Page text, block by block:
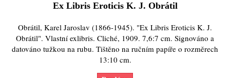
Ex Libris Eroticis K. J. Obrátil
Obrátil, Karel Jaroslav (1866-1945). "Ex Libris Eroticis K. J.
Obrátil". Vlastní exlibris. Cliché, 1909. 7,6:7 cm. Signováno a
datováno tužkou na rubu. Tištěno na ručním papíře o rozměrech
13:10 cm.